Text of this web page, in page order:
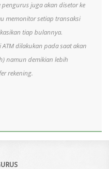
juga akan disetor ke
memonitor setiap transaksi
tiap bulannya.
dilakukan pada saat akan
namun demikian lebih
rekening.